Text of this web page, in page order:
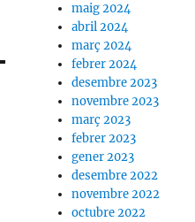
maig 2024
abril 2024
març 2024
febrer 2024
desembre 2023
novembre 2023
març 2023
febrer 2023
gener 2023
desembre 2022
novembre 2022
octubre 2022